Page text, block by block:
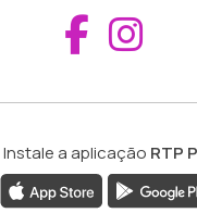
Instale a aplicação RTP